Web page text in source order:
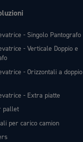
- Singolo Pantografo
- Verticale Doppio e
- Orizzontali a doppio
- Extra piatte
pallet
per carico camion